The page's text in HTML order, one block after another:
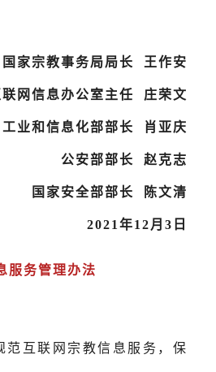
国家宗教事务局局长 王作安
联网信息办公室主任 庄荣文
工业和信息化部部长 肖亚庆
公安部部长 赵克志
国家安全部部长 陈文清
2021年12月3日
服务管理办法
互联网宗教信息服务，保